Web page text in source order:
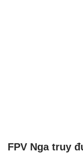
FPV Nga truy